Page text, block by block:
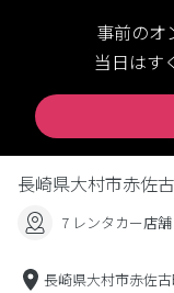
事前のオ
当日はす
長崎県大村市赤佐
7 レンタカー店舗
長崎県大村市赤佐